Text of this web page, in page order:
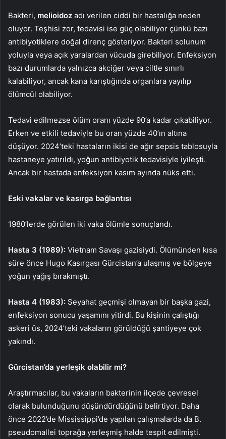
Bakteri, melioidoz adı verilen ciddi bir hastalığa neden
oluyor. Teşhisi zor, tedavisi ise güç olabiliyor çünkü bazı
antibiyotiklere doğal direnç gösteriyor. Bakteri solunum
yoluyla veya açık yaralardan vücuda girebiliyor. Enfeksiyon
bazı durumlarda yalnızca akciğer veya ciltle sınırlı
kalabiliyor, ancak kana karıştığında organlara yayılıp
ölümcül olabiliyor.
Tedavi edilmezse ölüm oranı yüzde 90’a kadar çıkabiliyor.
Erken ve etkili tedaviyle bu oran yüzde 40’ın altına
düşüyor. 2024’teki hastaların ikisi de ağır sepsis tablosuyla
hastaneye yatırıldı, yoğun antibiyotik tedavisiyle iyileşti.
Ancak bir hastada enfeksiyon kasım ayında nüks etti.
Eski vakalar ve kasırga bağlantısı
1980’lerde görülen iki vaka ölümle sonuçlandı.
Hasta 3 (1989): Vietnam Savaşı gazisiydi. Ölümünden kısa
süre önce Hugo Kasırgası Gürcistan’a ulaşmış ve bölgeye
yoğun yağış bırakmıştı.
Hasta 4 (1983): Seyahat geçmişi olmayan bir başka gazi,
enfeksiyon sonucu yaşamını yitirdi. Bu kişinin çalıştığı
askeri üs, 2024’teki vakaların görüldüğü şantiyeye çok
yakındı.
Gürcistan’da yerleşik olabilir mi?
Araştırmacılar, bu vakaların bakterinin ilçede çevresel
olarak bulunduğunu düşündürdüğünü belirtiyor. Daha
önce 2022’de Mississippi’de yapılan çalışmalarda da B.
pseudomallei toprağa yerleşmiş halde tespit edilmişti.